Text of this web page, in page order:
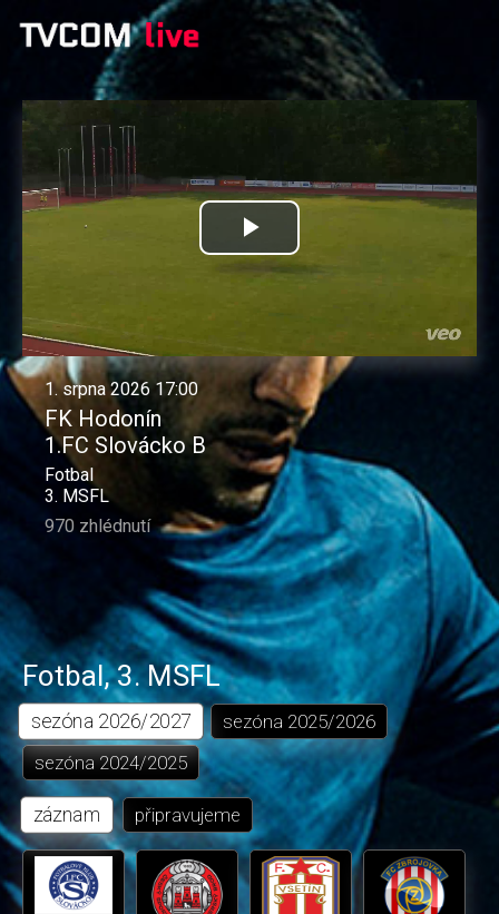
Přehrát
video
1. srpna 2026 17:00
FK Hodonín
1.FC Slovácko B
Fotbal
3. MSFL
970 zhlédnutí
Fotbal,3. MSFL
sezóna 2026/2027 sezóna 2025/2026
sezóna 2024/2025
záznam připravujeme